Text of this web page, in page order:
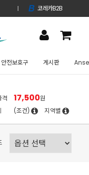
코레카B2B
안전보호구 게시판
격 17,500원
(조건) 지역별